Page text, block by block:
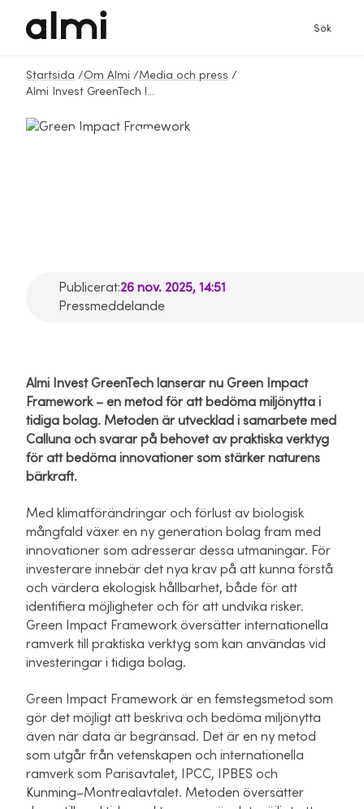
Sök
Startsida /Om Almi /Media och press /
Almi Invest GreenTech lanserar metod för att bedöma miljönytta
GreenTech lanserar
Publicerat:26 nov. 2025, 14:51
Pressmeddelande
Almi Invest GreenTech lanserar nu Green Impact
Framework – en metod för att bedöma miljönytta i
tidiga bolag. Metoden är utvecklad i samarbete med
Calluna och svarar på behovet av praktiska verktyg
för att bedöma innovationer som stärker naturens
bärkraft.
Med klimatförändringar och förlust av biologisk
mångfald växer en ny generation bolag fram med
innovationer som adresserar dessa utmaningar. För
investerare innebär det nya krav på att kunna förstå
och värdera ekologisk hållbarhet, både för att
identifiera möjligheter och för att undvika risker.
Green Impact Framework översätter internationella
ramverk till praktiska verktyg som kan användas vid
investeringar i tidiga bolag.
Green Impact Framework är en femstegsmetod som
gör det möjligt att beskriva och bedöma miljönytta
även när data är begränsad. Det är en ny metod
som utgår från vetenskapen och internationella
ramverk som Parisavtalet, IPCC, IPBES och
Kunming–Montrealavtalet. Metoden översätter